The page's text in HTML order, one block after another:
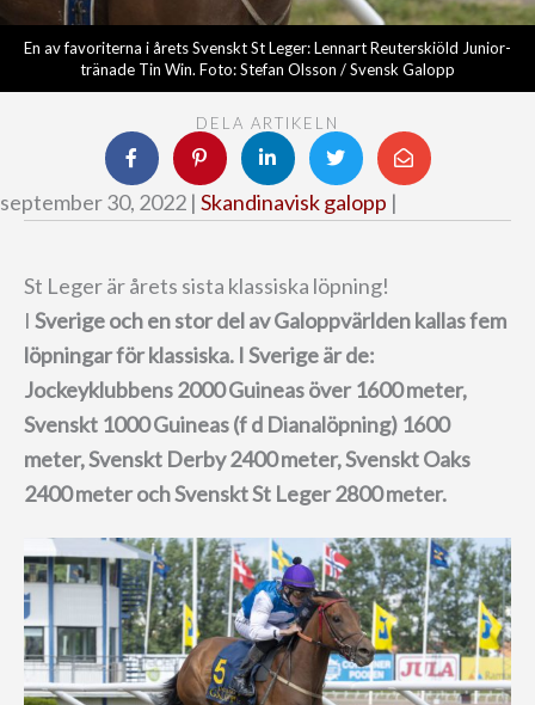
En av favoriterna i årets Svenskt St Leger: Lennart Reuterskiöld Junior-
tränade Tin Win. Foto: Stefan Olsson / Svensk Galopp
DELA ARTIKELN
september 30, 2022 | Skandinavisk galopp |
St Leger är årets sista klassiska löpning!
I Sverige och en stor del av Galoppvärlden kallas fem
löpningar för klassiska. I Sverige är de:
Jockeyklubbens 2000 Guineas över 1600 meter,
Svenskt 1000 Guineas (f d Dianalöpning) 1600
meter, Svenskt Derby 2400 meter, Svenskt Oaks
2400 meter och Svenskt St Leger 2800 meter.